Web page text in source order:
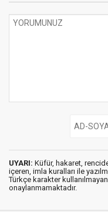
UYARI: Küfür, hakaret,
içeren, imla kuralları ile
Türkçe karakter
onaylanmamaktadır.